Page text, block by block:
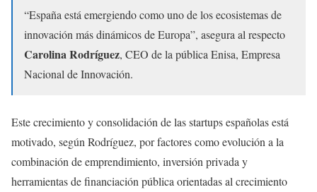
“España está emergiendo como uno de los ecosistemas de
innovación más dinámicos de Europa”, asegura al respecto
Carolina Rodríguez, CEO de la pública Enisa, Empresa
Nacional de Innovación.
Este crecimiento y consolidación de las startups españolas está
motivado, según Rodríguez, por factores como evolución a la
combinación de emprendimiento, inversión privada y
herramientas de financiación pública orientadas al crecimiento